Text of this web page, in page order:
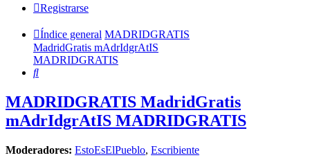
Registrarse
Índice general MADRIDGRATIS
MadridGratis mAdrIdgrAtIS
MADRIDGRATIS
Buscar
MADRIDGRATIS MadridGratis
mAdrIdgrAtIS MADRIDGRATIS
Moderadores: EstoEsElPueblo, Escribiente